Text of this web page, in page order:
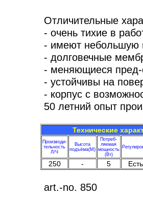
Отличительные
- очень тихие в
- имеют небольшую
- долговечные
- меняющиеся
- устойчивы на
- корпус с
50 летний опыт
Технические
Производи-
тельность
Л/Ч
Высота
подъёма(М)
Потреб-
ляемая
мощность
(Вт)
250 - 5 Есть
art.-no. 850